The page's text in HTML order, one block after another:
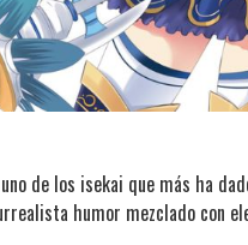
de los isekai que más ha
humor mezclado con